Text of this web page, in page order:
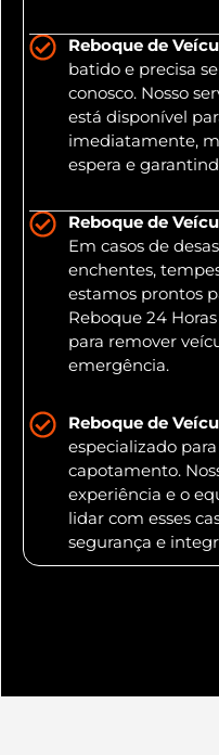
Reboque de
batido e precisa
conosco. Nosso
está disponível
imediatamente,
espera e
Reboque de
Em casos de
enchentes,
estamos prontos
Reboque 24
para remover
emergência.
Reboque de
especializado
capotamento.
experiência e o
lidar com esses
segurança e